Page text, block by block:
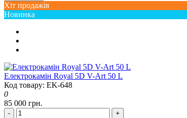
Хіт продажів
Новинка
Електрокамін Royal 5D V-Art 50 L
Код товару: EK-648
0
85 000 грн.
- +